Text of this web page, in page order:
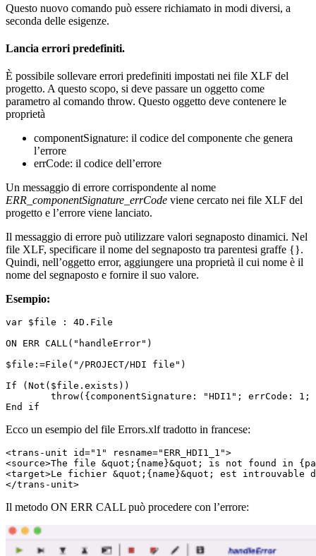
Questo nuovo comando può essere richiamato in modi diversi, a
seconda delle esigenze.
Lancia errori predefiniti.
È possibile sollevare errori predefiniti impostati nei file XLF del
progetto. A questo scopo, si deve passare un oggetto come
parametro al comando throw. Questo oggetto deve contenere le
proprietà
componentSignature: il codice del componente che genera
l’errore
errCode: il codice dell’errore
Un messaggio di errore corrispondente al nome
ERR_componentSignature_errCode viene cercato nei file XLF del
progetto e l’errore viene lanciato.
Il messaggio di errore può utilizzare valori segnaposto dinamici. Nel
file XLF, specificare il nome del segnaposto tra parentesi graffe {}.
Quindi, nell’oggetto error, aggiungere una proprietà il cui nome è il
nome del segnaposto e fornire il suo valore.
Esempio:
var $file : 4D.File
ON ERR CALL("handleError")
$file:=File("/PROJECT/HDI file")
If (Not($file.exists))
End if
Ecco un esempio del file Errors.xlf tradotto in francese:
<trans-unit id="1" resname="ERR_HDI1_1">
<source>The file &quot;{name}&quot; is not found in
<target>Le fichier &quot;{name}&quot; est introuvable
</trans-unit>
Il metodo ON ERR CALL può procedere con l’errore: